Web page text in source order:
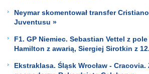
Neymar skomentował transfer
Juventusu »
F1. GP Niemiec. Sebastian Vettel z
Hamilton z awarią, Siergiej Sirotkin z
Ekstraklasa. Śląsk Wrocław -